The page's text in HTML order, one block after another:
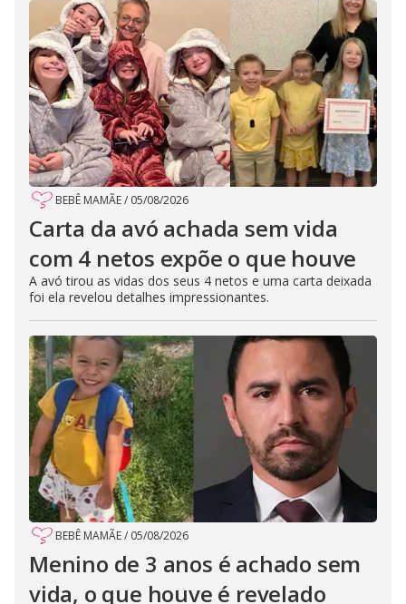
BEBÊ MAMÃE/ 05/08/2026
Carta da avó achada sem vida
com 4 netos expõe o que houve
A avó tirou as vidas dos seus 4 netos e uma carta deixada
foi ela revelou detalhes impressionantes.
BEBÊ MAMÃE/ 05/08/2026
Menino de 3 anos é achado sem
vida, o que houve é revelado